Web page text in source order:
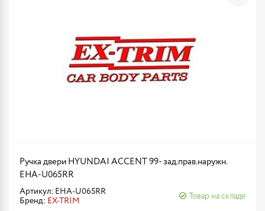
Ручка двери HYUNDAI ACCENT 99- зад.прав.наружн.
EHA-U065RR
Артикул: EHA-U065RR
Бренд: EX-TRIM
Товар на складе